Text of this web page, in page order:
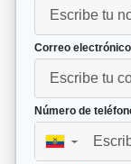
Correo electrónico
Número de
▼